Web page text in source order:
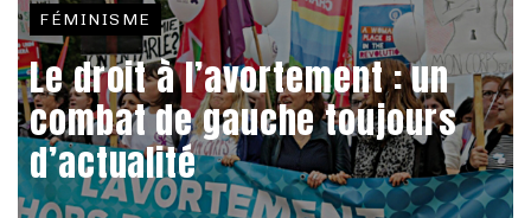
FÉMINISME
Le droit à l’avortement : un
combat de gauche toujours
d’actualité